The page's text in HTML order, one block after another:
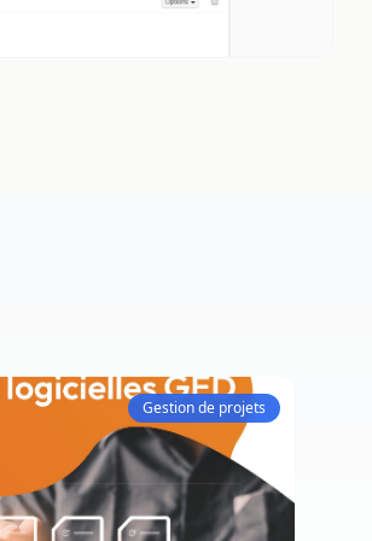
Gestion de projets